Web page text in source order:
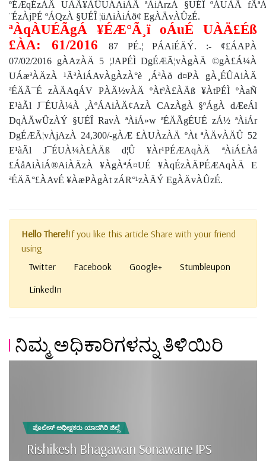
ºÉÆqÉzÀÄ UÀÄ¥ÀÛUÁAiÀÄ ªÀiÁrzÀ §UÉÎ ºÁUÀÄ
¨ÉzÀjPÉ ºÁQzÀ §UÉÎ ¦üAiÀiÁð¢ EgÀÄvÀÛzÉ.
ªÀqÀUÉÃgÁ ¥ÉÆ°Ã¸ï oÁuÉ UÀÄ£Éß
£ÀA: 61/2016
87 PÉ.¦ PÁAiÉÄÝ. :- ¢£ÁAPÀ
07/02/2016 gÀAzÀÄ 5 ¦JAPÉÌ DgÉÆÃ¦vÀgÀÄ ©gÀ£Á¼À
UÁæªÀÄzÀ ¹ÃªÀiÁAvÀgÀzÀ°è ¸ÁªÀð d¤PÀ gÀ¸ÉÛAiÀÄ
ªÉÄÃ¯É zÀÄAqÁV PÀÄ½vÀÄ ºÀtªÀ£ÀÄß ¥ÀtPÉÌ ºÀaÑ
E¹àÃl J¯ÉUÀ¼À ¸ÀºÁAiÀÄ¢AzÀ CAzÀgÀ §ºÁgÀ dÆeÁl
DqÀÄwÛzÀÝ §UÉÎ RavÀ ªÀiÁ»w ªÉÄÃgÉUÉ zÁ½ ªÀiÁr
DgÉÆÃ¦vÀjAzÀ 24,300/-gÀÆ £ÀUÀzÀÄ ºÀt ªÀÄvÀÄÛ 52
E¹àÃl J¯ÉUÀ¼À£ÀÄß d¦Û ¥Àr¹PÉÆAqÀÄ ªÀiÁ£Àå
£ÁåAiÀiÁ®AiÀÄzÀ ¥ÀgÀªÁ¤UÉ ¥ÀqÉzÀÄPÉÆAqÀÄ E
ªÉÄÃ°£ÀAvÉ ¥ÀæPÀgÀt zÁR°¹zÀÄÝ EgÀÄvÀÛzÉ.
Hello There!If you like this article Share with your friend
using
Twitter
Facebook Google+
Stumbleupon
LinkedIn
ನಿಮ್ಮ ಅಧಿಕಾರಿಗಳನ್ನು ತಿಳಿಯಿರಿ
ಪೊಲೀಸ್ ಅಧೀಕ್ಷಕರು ಯಾದಗಿರಿ ಜಿಲ್ಲೆ
Rishikesh Bhagawan Sonawane IPS